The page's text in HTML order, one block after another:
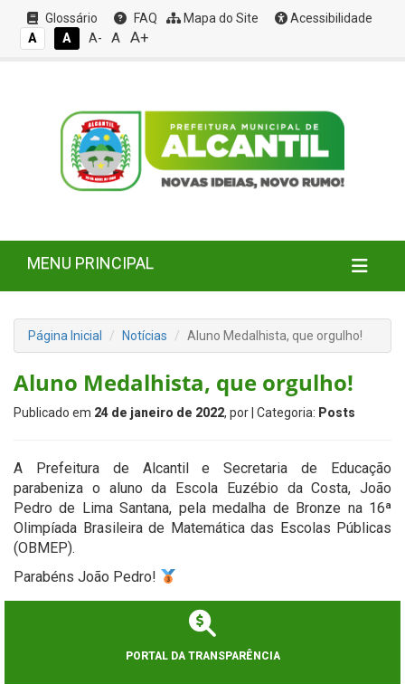
Glossário FAQ Mapa do Site
Acessibilidade
A
A A- A A+
MENU PRINCIPAL
Página Inicial Notícias Aluno Medalhista, que orgulho!
Aluno Medalhista, que orgulho!
Publicado em 24 de janeiro de 2022, por | Categoria: Posts
A Prefeitura de Alcantil e Secretaria de Educação
parabeniza o aluno da Escola Euzébio da Costa, João
Pedro de Lima Santana, pela medalha de Bronze na 16ª
Olimpíada Brasileira de Matemática das Escolas Públicas
(OBMEP).
Parabéns João Pedro!
PORTAL DA TRANSPARÊNCIA